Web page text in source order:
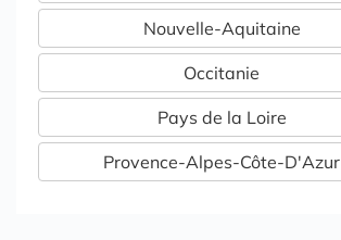
Nouvelle-Aquitaine
Occitanie
Pays de la Loire
Provence-Alpes-Côte-D'Azur